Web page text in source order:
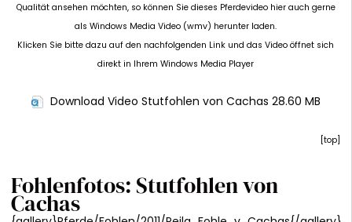
Qualität ansehen möchten, so können Sie dieses Pferdevideo hier auch gerne
als Windows Media Video (wmv) herunter laden.
Klicken Sie bitte dazu auf den nachfolgenden Link und das Video öffnet sich
direkt in Ihrem Windows Media Player
Download Video Stutfohlen von Cachas 28.60 MB
[top]
Fohlenfotos: Stutfohlen von
Cachas